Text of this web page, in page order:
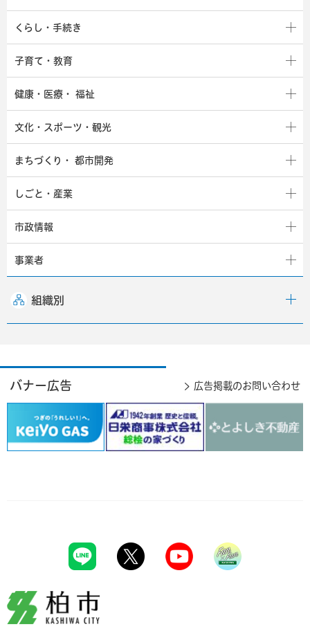
くらし・手続き
子育て・教育
健康・医療・ 福祉
文化・スポーツ・観光
まちづくり・ 都市開発
しごと・産業
市政情報
事業者
組織別
バナー広告 広告掲載のお問い合わせ
柏市